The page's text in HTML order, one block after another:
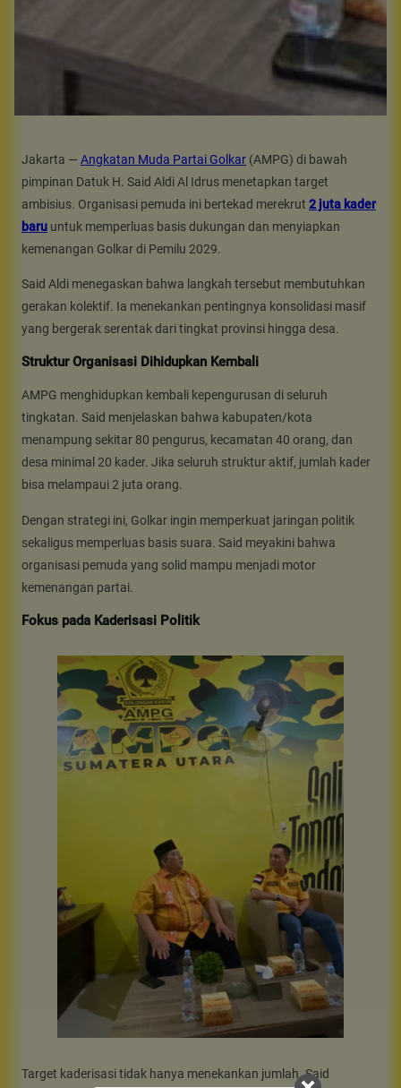
Jakarta — Angkatan Muda Partai Golkar (AMPG) di bawah
pimpinan Datuk H. Said Aldi Al Idrus menetapkan target
ambisius. Organisasi pemuda ini bertekad merekrut 2 juta kader
baru untuk memperluas basis dukungan dan menyiapkan
kemenangan Golkar di Pemilu 2029.
Said Aldi menegaskan bahwa langkah tersebut membutuhkan
gerakan kolektif. Ia menekankan pentingnya konsolidasi masif
yang bergerak serentak dari tingkat provinsi hingga desa.
Struktur Organisasi Dihidupkan Kembali
AMPG menghidupkan kembali kepengurusan di seluruh
tingkatan. Said menjelaskan bahwa kabupaten/kota
menampung sekitar 80 pengurus, kecamatan 40 orang, dan
desa minimal 20 kader. Jika seluruh struktur aktif, jumlah kader
bisa melampaui 2 juta orang.
Dengan strategi ini, Golkar ingin memperkuat jaringan politik
sekaligus memperluas basis suara. Said meyakini bahwa
organisasi pemuda yang solid mampu menjadi motor
kemenangan partai.
Fokus pada Kaderisasi Politik
Target kaderisasi tidak hanya menekankan jumlah. Said